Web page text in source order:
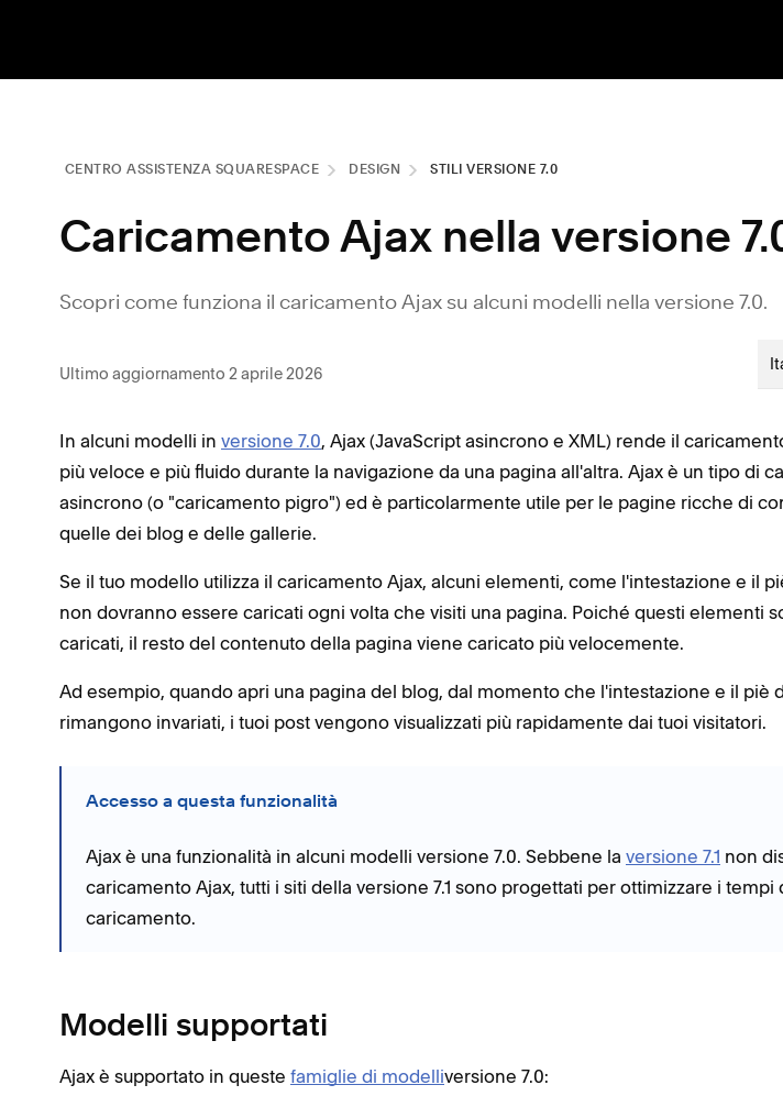
CENTRO ASSISTENZA SQUARESPACE DESIGN STILI VERSIONE 7.0
Caricamento Ajax nella versione
Scopri come funziona il caricamento Ajax su alcuni modelli nella versione 7.0.
Ultimo aggiornamento 2 aprile 2026
In alcuni modelli in versione 7.0, Ajax (JavaScript asincrono e XML) rende il
più veloce e più fluido durante la navigazione da una pagina all'altra. Ajax è un tipo di
asincrono (o "caricamento pigro") ed è particolarmente utile per le pagine ricche di
quelle dei blog e delle gallerie.
Se il tuo modello utilizza il caricamento Ajax, alcuni elementi, come l'intestazione e il
non dovranno essere caricati ogni volta che visiti una pagina. Poiché questi elementi
caricati, il resto del contenuto della pagina viene caricato più velocemente.
Ad esempio, quando apri una pagina del blog, dal momento che l'intestazione e il piè
rimangono invariati, i tuoi post vengono visualizzati più rapidamente dai tuoi visitatori.
Accesso a questa funzionalità
Ajax è una funzionalità in alcuni modelli versione 7.0. Sebbene la versione 7.1 non
caricamento Ajax, tutti i siti della versione 7.1 sono progettati per ottimizzare i tempi
caricamento.
Modelli supportati
Ajax è supportato in queste famiglie di modelliversione 7.0: